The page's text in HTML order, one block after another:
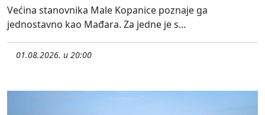
Većina stanovnika Male Kopanice poznaje ga
jednostavno kao Mađara. Za jedne je s...
01.08.2026. u 20:00